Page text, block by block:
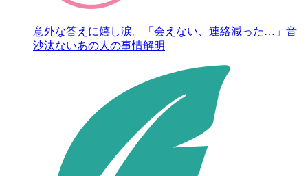
意外な答えに嬉し涙。「会えない、連絡減った…」音
沙汰ないあの人の事情解明